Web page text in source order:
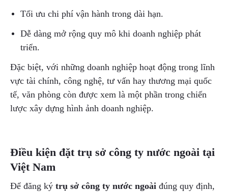
Tối ưu chi phí vận hành trong dài hạn.
Dễ dàng mở rộng quy mô khi doanh nghiệp phát
triển.
Đặc biệt, với những doanh nghiệp hoạt động trong lĩnh
vực tài chính, công nghệ, tư vấn hay thương mại quốc
tế, văn phòng còn được xem là một phần trong chiến
lược xây dựng hình ảnh doanh nghiệp.
Điều kiện đặt trụ sở công ty nước ngoài tại
Việt Nam
Để đăng ký trụ sở công ty nước ngoài đúng quy định,